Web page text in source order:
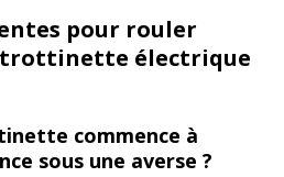
pour rouler
électrique
commence à
sous une averse ?